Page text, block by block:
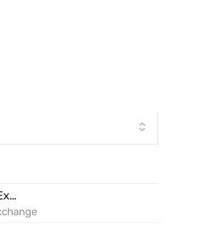
Coinbase Exchange